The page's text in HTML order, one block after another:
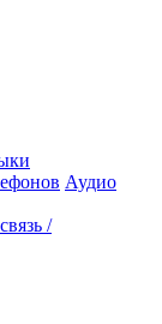
Аудио
/